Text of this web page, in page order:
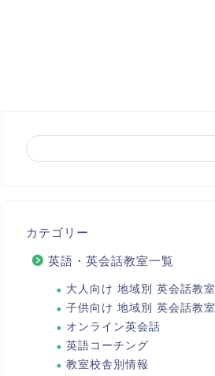
カテゴリー
英語・英会話教室一覧
大人向け 地域別 英会話教室
子供向け 地域別 英会話教室
オンライン英会話
英語コーチング
教室校舎別情報